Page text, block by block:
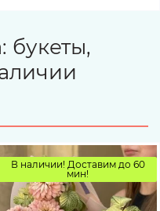
букеты,
В наличии! Доставим до 60
мин!